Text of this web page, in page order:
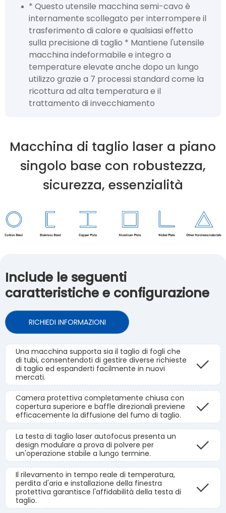
* Questo utensile macchina semi-cavo è
internamente scollegato per interrompere il
trasferimento di calore e qualsiasi effetto
sulla precisione di taglio * Mantiene l'utensile
macchina indeformabile e integro a
temperature elevate anche dopo un lungo
utilizzo grazie a 7 processi standard come la
ricottura ad alta temperatura e il
trattamento di invecchiamento
Macchina di taglio laser a piano
singolo base con robustezza,
sicurezza, essenzialità
Include le seguenti
caratteristiche e configurazione
RICHIEDI INFORMAZIONI
Una macchina supporta sia il taglio di fogli che
di tubi, consentendoti di gestire diverse richieste
di taglio ed espanderti facilmente in nuovi
mercati.
Camera protettiva completamente chiusa con
copertura superiore e baffle direzionali previene
efficacemente la diffusione del fumo di taglio.
La testa di taglio laser autofocus presenta un
design modulare a prova di polvere per
un'operazione stabile a lungo termine.
Il rilevamento in tempo reale di temperatura,
perdita d'aria e installazione della finestra
protettiva garantisce l'affidabilità della testa di
taglio.